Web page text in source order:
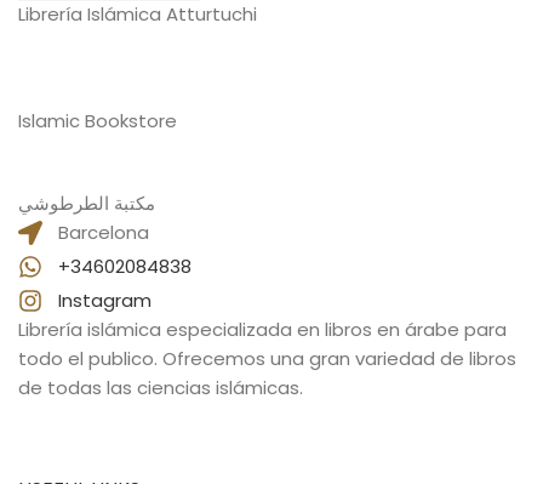
Librería Islámica Atturtuchi
Islamic Bookstore
مكتبة الطرطوشي
Barcelona
+34602084838
Instagram
Librería islámica especializada en libros en árabe para
todo el publico. Ofrecemos una gran variedad de libros
de todas las ciencias islámicas.